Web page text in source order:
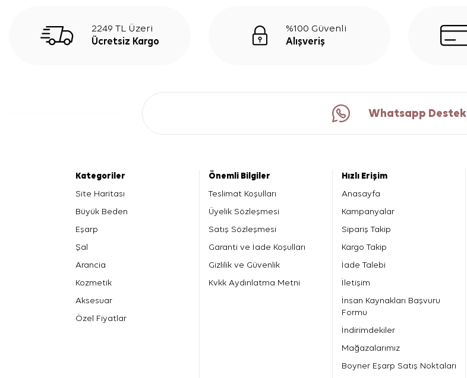
2249 TL Üzeri
Ücretsiz Kargo
%100 Güvenli
Alışveriş
Whatsapp Destek
Kategoriler
Site Haritası
Büyük Beden
Eşarp
Şal
Arancia
Kozmetik
Aksesuar
Özel Fiyatlar
Önemli Bilgiler
Teslimat Koşulları
Üyelik Sözleşmesi
Satış Sözleşmesi
Garanti ve İade Koşulları
Gizlilik ve Güvenlik
Kvkk Aydınlatma Metni
Hızlı Erişim
Anasayfa
Kampanyalar
Sipariş Takip
Kargo Takip
İade Talebi
İletişim
İnsan Kaynakları Başvuru
Formu
İndirimdekiler
Mağazalarımız
Boyner Eşarp Satış Noktaları